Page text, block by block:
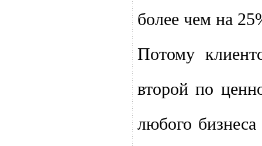
более чем на
Потому
второй по
любого